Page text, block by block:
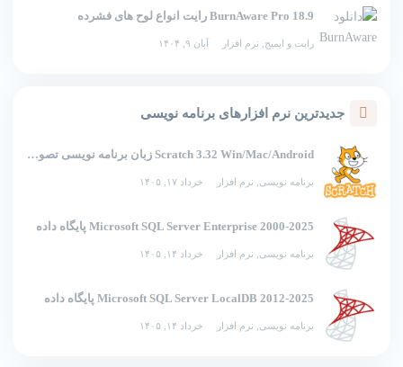
BurnAware Pro 18.9 رایت انواع لوح های فشرده
رایت و ایمیج نرم افزار آبان ۹, ۱۴۰۴
جدیدترین نرم افزارهای برنامه نویسی
Scratch 3.32 Win/Mac/Android زبان برنامه نویسی تصویری اسکرچ
برنامه نویسی نرم افزار خرداد ۱۷, ۱۴۰۵
2000-2025 Microsoft SQL Server Enterprise پایگاه داده
برنامه نویسی نرم افزار خرداد ۱۴, ۱۴۰۵
2012-2025 Microsoft SQL Server LocalDB پایگاه داده
برنامه نویسی نرم افزار خرداد ۱۴, ۱۴۰۵